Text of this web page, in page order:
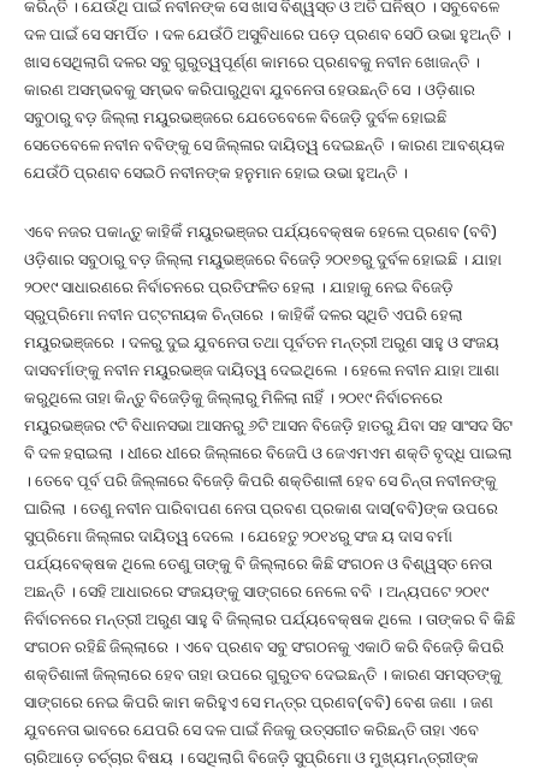
କରିନ୍ତି । ଯେଉଁଥି ପାଇଁ ନବୀନଙ୍କ ସେ ଖାସ ବିଶ୍ୱସ୍ତ ଓ ଅତି ଘନିଷ୍ଠ । ସବୁବେଳେ
ଦଳ ପାଇଁ ସେ ସମର୍ପିତ । ଦଳ ଯେଉଁଠି ଅସୁବିଧାରେ ପଡ଼େ ପ୍ରଣବ ସେଠି ଉଭା ହୁଅନ୍ତି ।
ଖାସ ସେଥିଲାଗି ଦଳର ସବୁ ଗୁରୁତ୍ୱପୂର୍ଣ୍ଣ କାମରେ ପ୍ରଣବକୁ ନବୀନ ଖୋଜନ୍ତି ।
କାରଣ ଅସମ୍ଭବକୁ ସମ୍ଭବ କରିପାରୁଥିବା ଯୁବନେତା ହେଉଛନ୍ତି ସେ । ଓଡ଼ିଶାର
ସବୁଠାରୁ ବଡ଼ ଜିଲ୍ଲା ମୟୁରଭଞ୍ଜରେ ଯେତେବେଳେ ବିଜେଡ଼ି ଦୁର୍ବଳ ହୋଇଛି
ସେତେବେଳେ ନବୀନ ବବିଙ୍କୁ ସେ ଜିଲ୍ଳାର ଦାୟିତ୍ୱ ଦେଇଛନ୍ତି । କାରଣ ଆବଶ୍ୟକ
ଯେଉଁଠି ପ୍ରଣବ ସେଇଠି ନବୀନଙ୍କ ହନୁମାନ ହୋଇ ଉଭା ହୁଅନ୍ତି ।
ଏବେ ନଜର ପକାନ୍ତୁ କାହିକିଁ ମୟୁରଭଞ୍ଜର ପର୍ଯ୍ୟବେକ୍ଷକ ହେଲେ ପ୍ରଣବ (ବବି)
ଓଡ଼ିଶାର ସବୁଠାରୁ ବଡ଼ ଜିଲ୍ଲା ମୟୁଭଞ୍ଜରେ ବିଜେଡ଼ି ୨୦୧୭ରୁ ଦୁର୍ବଳ ହୋଇଛି । ଯାହା
୨୦୧୯ ସାଧାରଣରେ ନିର୍ବାଚନରେ ପ୍ରତିଫଳିତ ହେଲା । ଯାହାକୁ ନେଇ ବିଜେଡ଼ି
ସ୍ରୁପ୍ରିମୋ ନବୀନ ପଟ୍ଟନାୟକ ଚିନ୍ତାରେ । କାହିକିଁ ଦଳର ସ୍ଥିତି ଏପରି ହେଲା
ମୟୁରଭଞ୍ଜରେ । ଦଳରୁ ଦୁଇ ଯୁବନେତା ତଥା ପୂର୍ବତନ ମନ୍ତ୍ରୀ ଅରୁଣ ସାହୁ ଓ ସଂଜୟ
ଦାସବର୍ମାଙ୍କୁ ନବୀନ ମୟୁରଭଞ୍ଜ ଦାୟିତ୍ୱ ଦେଇଥିଲେ । ହେଲେ ନବୀନ ଯାହା ଆଶା
କରୁଥିଲେ ତାହା କିନ୍ତୁ ବିଜେଡ଼ିକୁ ଜିଲ୍ଲାରୁ ମିଳିଲା ନାହିଁ । ୨୦୧୯ ନିର୍ବାଚନରେ
ମୟୁରଭଞ୍ଜର ୯ଟି ବିଧାନସଭା ଆସନରୁ ୬ଟି ଆସନ ବିଜେଡ଼ି ହାତରୁ ଯିବା ସହ ସାଂସଦ ସିଟ
ବି ଦଳ ହରାଇଲା । ଧୀରେ ଧୀରେ ଜିଲ୍ଳାରେ ବିଜେପି ଓ ଜେଏମଏମ ଶକ୍ତି ବୃଦ୍ଧି ପାଇଲା
। ତେବେ ପୂର୍ବ ପରି ଜିଲ୍ଳାରେ ବିଜେଡ଼ି କିପରି ଶକ୍ତିଶାଳୀ ହେବ ସେ ଚିନ୍ତା ନବୀନଙ୍କୁ
ଘାରିଲା । ତେଣୁ ନବୀନ ପାରିବାପଣ ନେତା ପ୍ରବଣ ପ୍ରକାଶ ଦାସ(ବବି)ଙ୍କ ଉପରେ
ସୁପ୍ରିମୋ ଜିଲ୍ଳାର ଦାୟିତ୍ୱ ଦେଲେ । ଯେହେତୁ ୨୦୧୪ରୁ ସଂଜ ୟ ଦାସ ବର୍ମା
ପର୍ଯ୍ୟବେକ୍ଷକ ଥିଲେ ତେଣୁ ତାଙ୍କୁ ବି ଜିଲ୍ଲାରେ କିଛି ସଂଗଠନ ଓ ବିଶ୍ୱସ୍ତ ନେତା
ଅଛନ୍ତି । ସେହି ଆଧାରରେ ସଂଜୟଙ୍କୁ ସାଙ୍ଗରେ ନେଲେ ବବି । ଅନ୍ୟପଟେ ୨୦୧୯
ନିର୍ବାଚନରେ ମନ୍ତ୍ରୀ ଅରୁଣ ସାହୁ ବି ଜିଲ୍ଲାର ପର୍ଯ୍ୟବେକ୍ଷକ ଥିଲେ । ତାଙ୍କର ବି କିଛି
ସଂଗଠନ ରହିଛି ଜିଲ୍ଲାରେ । ଏବେ ପ୍ରଣବ ସବୁ ସଂଗଠନକୁ ଏକାଠି କରି ବିଜେଡ଼ି କିପରି
ଶକ୍ତିଶାଳୀ ଜିଲ୍ଲାରେ ହେବ ତାହା ଉପରେ ଗୁରୁତବ ଦେଇଛନ୍ତି । କାରଣ ସମସ୍ତଙ୍କୁ
ସାଙ୍ଗରେ ନେଇ କିପରି କାମ କରିହୁଏ ସେ ମନ୍ତ୍ର ପ୍ରଣବ(ବବି) ବେଶ ଜଣା । ଜଣ
ଯୁବନେତା ଭାବରେ ଯେପରି ସେ ଦଳ ପାଇଁ ନିଜକୁ ଉତ୍ସଗୀତ କରିଛନ୍ତି ତାହା ଏବେ
ଚାରିଆଡ଼େ ଚର୍ଚ୍ଚାର ବିଷୟ । ସେଥିଲାଗି ବିଜେଡ଼ି ସୁପ୍ରିମୋ ଓ ମୁଖ୍ୟମନ୍ତ୍ରୀଙ୍କ